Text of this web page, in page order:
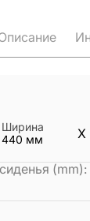
Ширина
440 мм X
(mm):